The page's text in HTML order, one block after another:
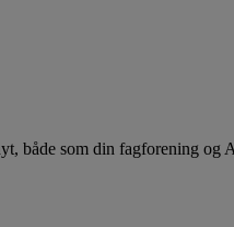
både som din fagforening og